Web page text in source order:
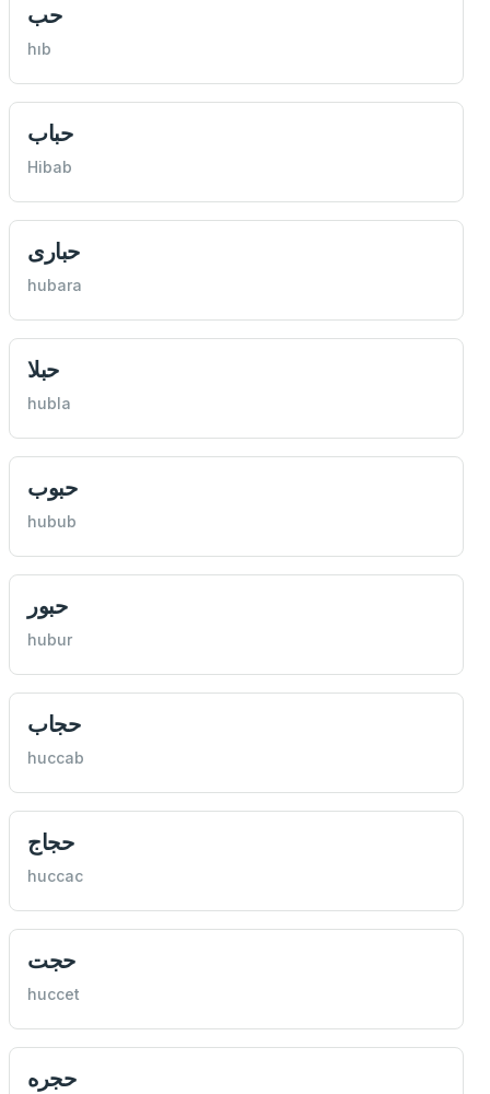
حب
hıb
حباب
Hibab
‌حباری
hubara
حبلا
hubla
حبوب
hubub
حبور
hubur
حجاب
huccab
حجاج
huccac
حجت
huccet
حجره